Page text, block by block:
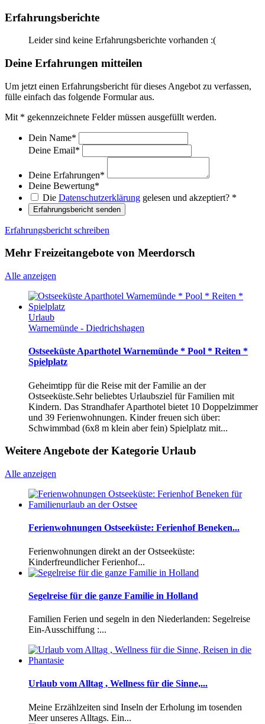
Erfahrungsberichte
Leider sind keine Erfahrungsberichte vorhanden :(
Deine Erfahrungen mitteilen
Um jetzt einen Erfahrungsbericht für dieses Angebot zu verfassen,
fülle einfach das folgende Formular aus.
Mit * gekennzeichnete Felder müssen ausgefüllt werden.
Dein Name*
Deine Email*
Deine Erfahrungen*
Deine Bewertung*
Die Datenschutzerklärung gelesen und akzeptiert? *
Erfahrungsbericht senden
Erfahrungsbericht schreiben
Mehr Freizeitangebote von Meerdorsch
Alle anzeigen
Urlaub
Warnemünde - Diedrichshagen
Ostseeküste Aparthotel Warnemünde * Pool * Reiten *
Spielplatz
Geheimtipp für die Reise mit der Familie an der
Ostseeküste.Sehr beliebtes Urlaubsziel für Familien mit
Kindern. Das Strandhafer Aparthotel bietet 10 Doppelzimmer
und 39 Ferienwohnungen. Kinder freuen sich über:
Schwimmbad (6x8 m klein aber fein) Spielplatz mit...
Weitere Angebote der Kategorie Urlaub
Alle anzeigen
Ferienwohnungen Ostseeküste: Ferienhof Beneken...
Ferienwohnungen direkt an der Ostseeküste:
Kinderfreundlicher Ferienhof...
Segelreise für die ganze Familie in Holland
Familien Ferien und segeln in den Niederlanden: Segelreise
Ein-Ausschiffung :...
Urlaub vom Alltag , Wellness für die Sinne,...
Meine Erzählzeiten sind Inseln der Erholung im tosenden
Meer unseres Alltags. Ein...